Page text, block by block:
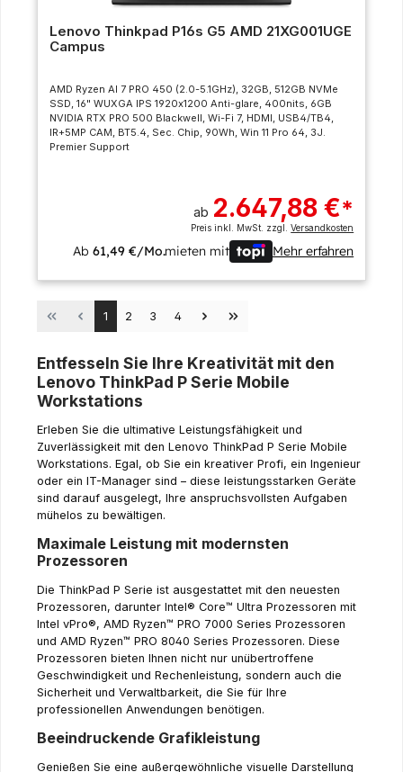
Lenovo Thinkpad P16s G5 AMD 21XG001UGE
Campus
AMD Ryzen AI 7 PRO 450 (2.0-5.1GHz), 32GB, 512GB NVMe
SSD, 16" WUXGA IPS 1920x1200 Anti-glare, 400nits, 6GB
NVIDIA RTX PRO 500 Blackwell, Wi-Fi 7, HDMI, USB4/TB4,
IR+5MP CAM, BT5.4, Sec. Chip, 90Wh, Win 11 Pro 64, 3J.
Premier Support
ab 2.647,88 €*
Preis inkl. MwSt. zzgl.Versandkosten
Ab61,49 €/Mo.mieten mit Mehr erfahren
Seite
1 Seite
2 Seite
3 Seite
4
Entfesseln Sie Ihre Kreativität mit den
Lenovo ThinkPad P Serie Mobile
Workstations
Erleben Sie die ultimative Leistungsfähigkeit und
Zuverlässigkeit mit den Lenovo ThinkPad P Serie Mobile
Workstations. Egal, ob Sie ein kreativer Profi, ein Ingenieur
oder ein IT-Manager sind – diese leistungsstarken Geräte
sind darauf ausgelegt, Ihre anspruchsvollsten Aufgaben
mühelos zu bewältigen.
Maximale Leistung mit modernsten
Prozessoren
Die ThinkPad P Serie ist ausgestattet mit den neuesten
Prozessoren, darunter Intel® Core™ Ultra Prozessoren mit
Intel vPro®, AMD Ryzen™ PRO 7000 Series Prozessoren
und AMD Ryzen™ PRO 8040 Series Prozessoren. Diese
Prozessoren bieten Ihnen nicht nur unübertroffene
Geschwindigkeit und Rechenleistung, sondern auch die
Sicherheit und Verwaltbarkeit, die Sie für Ihre
professionellen Anwendungen benötigen.
Beeindruckende Grafikleistung
Genießen Sie eine außergewöhnliche visuelle Darstellung